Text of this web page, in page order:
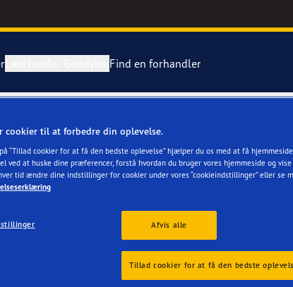
Lær
af en punktering
Hvorfor Goodyear
F1 Asymmetric 6
Find en forhandler
cookier til at forbedre din oplevelse.
“Tillad cookier for at få den bedste oplevelse” hjælper du os med at få
ved at huske dine præferencer, forstå hvordan du bruger vores hjemmeside og
tid ændre dine indstillinger for cookier under vores “cookieindstillinger” eller se
Afvis alle
Tillad cookier for at få den bedste